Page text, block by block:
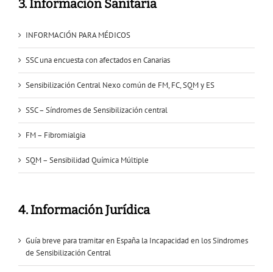
3. Información Sanitaria
INFORMACIÓN PARA MÉDICOS
SSC una encuesta con afectados en Canarias
Sensibilización Central Nexo común de FM, FC, SQM y ES
SSC – Síndromes de Sensibilización central
FM – Fibromialgia
SQM – Sensibilidad Química Múltiple
4. Información Jurídica
Guía breve para tramitar en España la Incapacidad en los Sïndromes
de Sensibilización Central